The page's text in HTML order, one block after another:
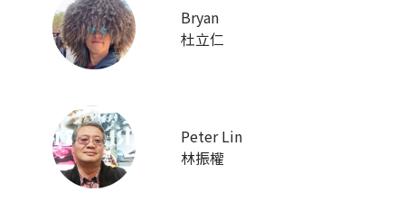
Bryan
杜立仁
Peter Lin
林振權